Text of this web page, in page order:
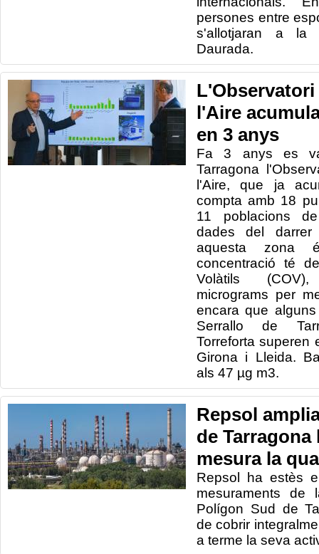
persones entre
s'allotjaran a la
Daurada.
l'Aire
en 3 anys
Fa 3 anys es
Tarragona
l'Aire, que ja
compta amb 18
11 poblacions
dades del
aquesta zona
concentració té
Volàtils
micrograms per
encara que
Serrallo de
Torreforta superen
Girona i Lleida.
als 47 µg m3.
Repsol
de Tarragona
mesura la
Repsol ha estès
mesuraments de
Polígon Sud de
de cobrir
a terme la seva